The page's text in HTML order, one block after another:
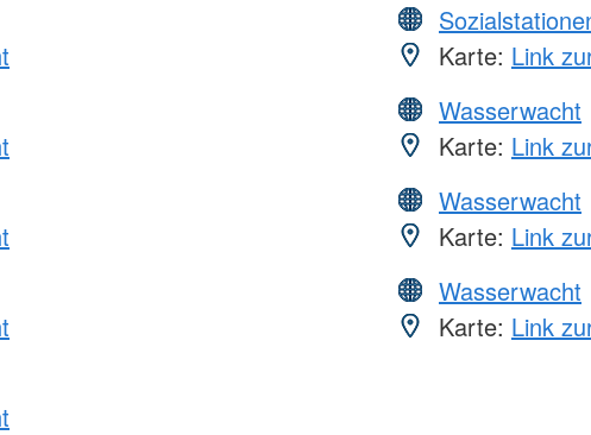
Karte: Link
Wasserwacht
Karte: Link
Wasserwacht
Karte: Link
Wasserwacht
Karte: Link